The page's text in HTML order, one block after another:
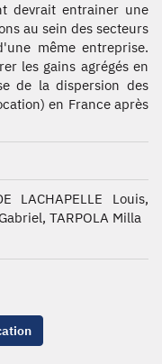
devrait entrainer une
au sein des secteurs
même entreprise.
les gains agrégés en
de la dispersion des
en France après
LACHAPELLE Louis,
TARPOLA Milla